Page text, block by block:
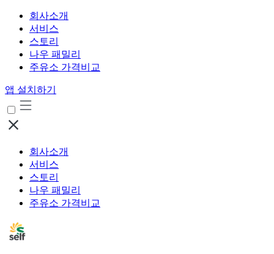
회사소개
서비스
스토리
나우 패밀리
주유소 가격비교
앱 설치하기
회사소개
서비스
스토리
나우 패밀리
주유소 가격비교